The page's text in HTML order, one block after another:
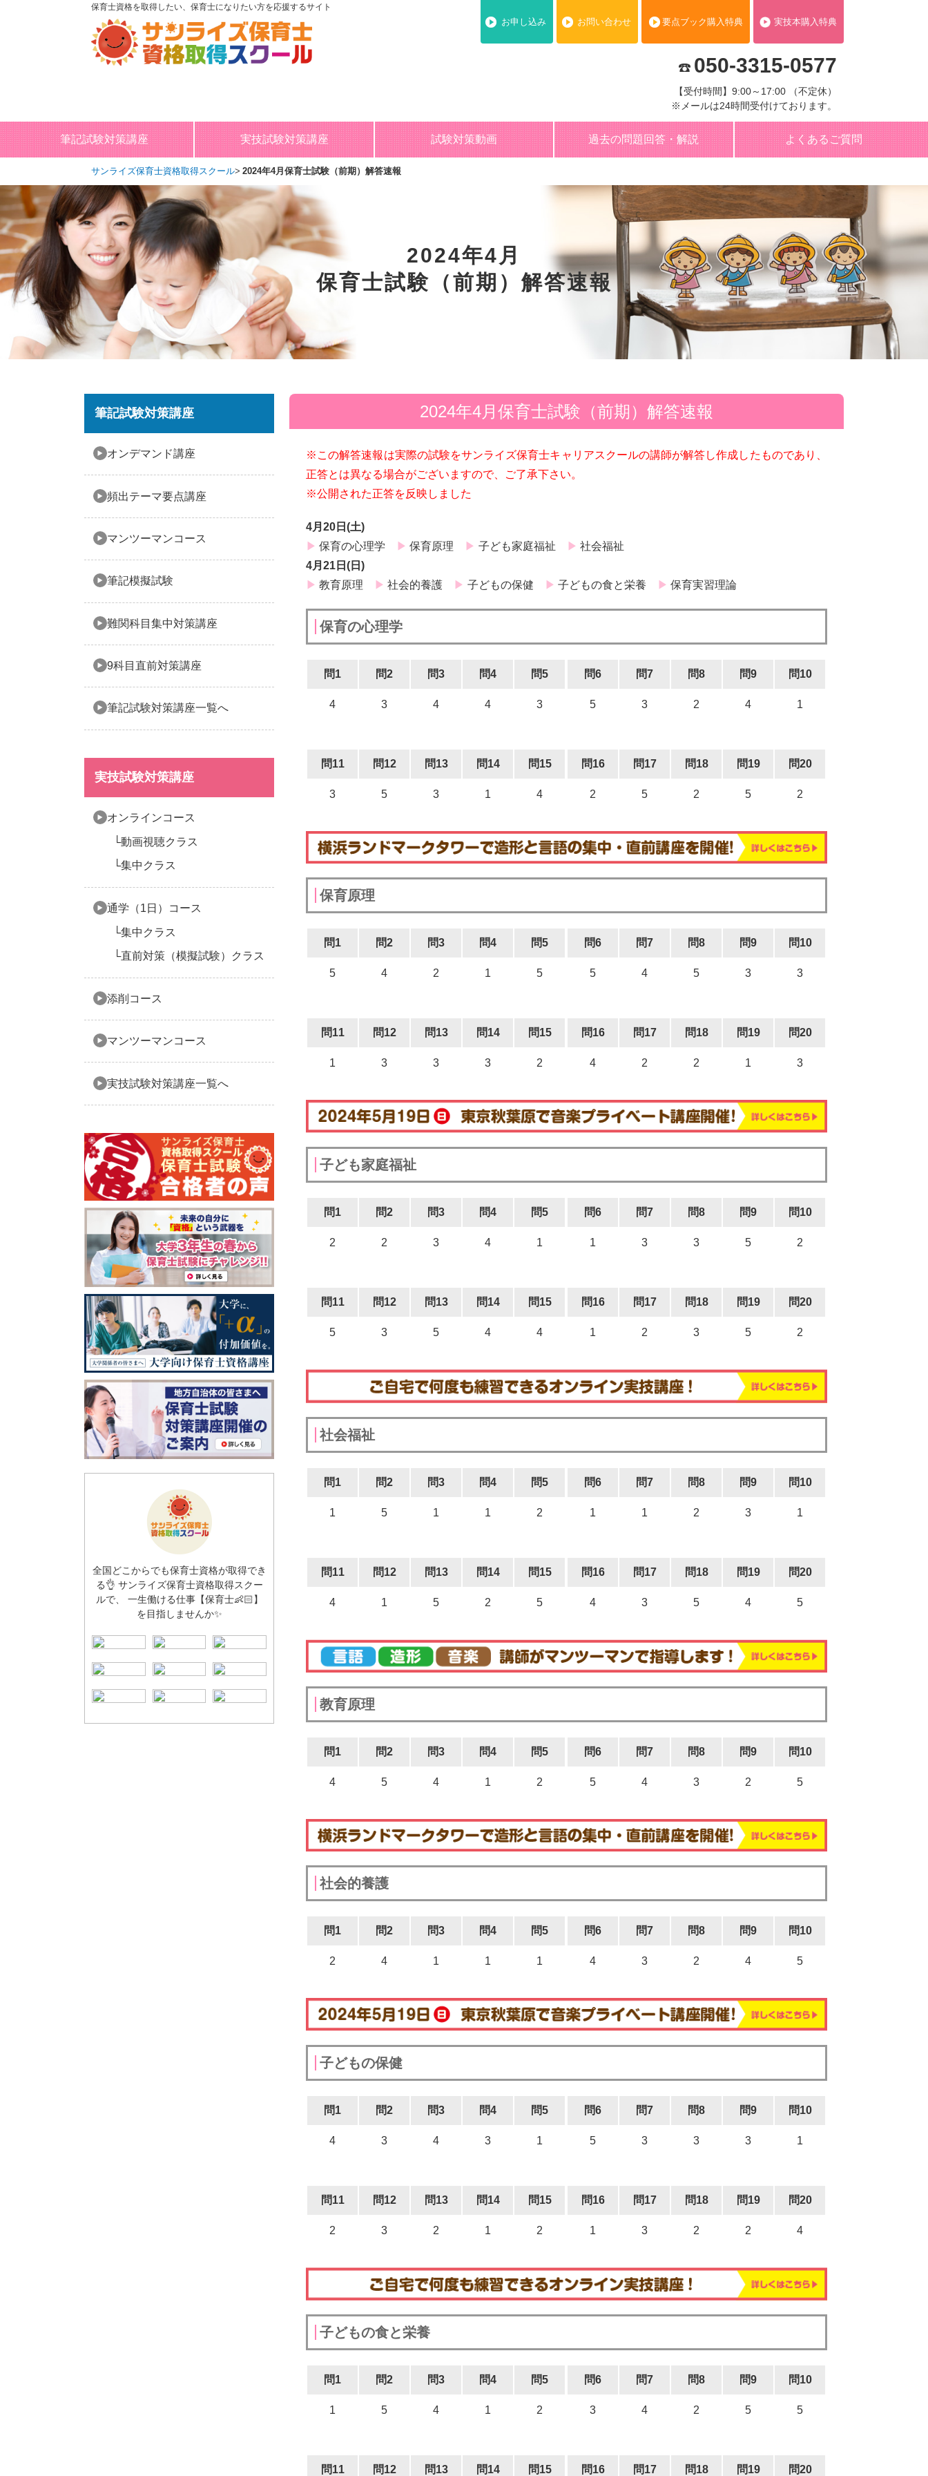
保育士資格を取得したい、保育士になりたい方を応援するサイト
お申し込み お問い合わせ 要点ブック購入特典 実技本購入特典
050-3315-0577
【受付時間】9:00～17:00 （不定休）
※メールは24時間受付けております。
筆記試験対策講座 実技試験対策講座 試験対策動画 過去の問題回答・解説 よくあるご質問
サンライズ保育士資格取得スクール 2024年4月保育士試験（前期）解答速報
2024年4月
保育士試験（前期）解答速報
2024年4月保育士試験（前期）解答速報
※この解答速報は実際の試験をサンライズ保育士キャリアスクールの講師が解答し作成したものであり、
正答とは異なる場合がございますので、ご了承下さい。
※公開された正答を反映しました
4月20日(土)
保育の心理学
保育原理 子ども家庭福祉
社会福祉
4月21日(日)
教育原理
社会的養護 子どもの保健 子どもの食と栄養 保育実習理論
保育の心理学
問1 問2 問3 問4 問5
4 3 4 4 3
問6 問7 問8 問9 問10
5 3 2 4 1
問11 問12 問13 問14 問15
3 5 3 1 4
問16 問17 問18 問19 問20
2 5 2 5 2
保育原理
問1 問2 問3 問4 問5
5 4 2 1 5
問6 問7 問8 問9 問10
5 4 5 3 3
問11 問12 問13 問14 問15
1 3 3 3 2
問16 問17 問18 問19 問20
4 2 2 1 3
子ども家庭福祉
問1 問2 問3 問4 問5
2 2 3 4 1
問6 問7 問8 問9 問10
1 3 3 5 2
問11 問12 問13 問14 問15
5 3 5 4 4
問16 問17 問18 問19 問20
1 2 3 5 2
社会福祉
問1 問2 問3 問4 問5
1 5 1 1 2
問6 問7 問8 問9 問10
1 1 2 3 1
問11 問12 問13 問14 問15
4 1 5 2 5
問16 問17 問18 問19 問20
4 3 5 4 5
教育原理
問1 問2 問3 問4 問5
4 5 4 1 2
問6 問7 問8 問9 問10
5 4 3 2 5
社会的養護
問1 問2 問3 問4 問5
2 4 1 1 1
問6 問7 問8 問9 問10
4 3 2 4 5
子どもの保健
問1 問2 問3 問4 問5
4 3 4 3 1
問6 問7 問8 問9 問10
5 3 3 3 1
問11 問12 問13 問14 問15
2 3 2 1 2
問16 問17 問18 問19 問20
1 3 2 2 4
子どもの食と栄養
問1 問2 問3 問4 問5
1 5 4 1 2
問6 問7 問8 問9 問10
3 4 2 5 5
問11 問12 問13 問14 問15 問16 問17 問18 問19 問20
筆記試験対策講座
オンデマンド講座
頻出テーマ要点講座
マンツーマンコース
筆記模擬試験
難関科目集中対策講座
9科目直前対策講座
筆記試験対策講座一覧へ
実技試験対策講座
オンラインコース
動画視聴クラス
集中クラス
通学（1日）コース
集中クラス
直前対策（模擬試験）クラス
添削コース
マンツーマンコース
実技試験対策講座一覧へ
全国どこからでも保育士資格が取得でき
る👌 サンライズ保育士資格取得スクー
ルで、 一生働ける仕事【保育士👶🏻】
を目指しませんか✨